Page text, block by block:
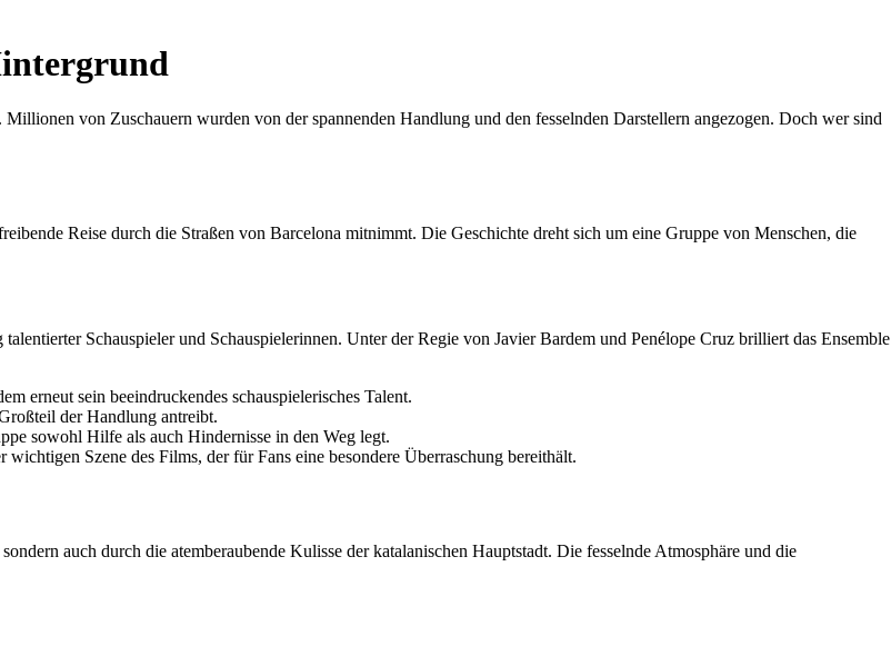
von Zuschauern wurden von der spannenden Handlung und den fesselnden Darstellern angezogen. Doch wer sind
Reise durch die Straßen von Barcelona mitnimmt. Die Geschichte dreht sich um eine Gruppe von Menschen, die
Schauspieler und Schauspielerinnen. Unter der Regie von Javier Bardem und Penélope Cruz brilliert das Ensemble
erneut sein beeindruckendes schauspielerisches Talent.
der Handlung antreibt.
sowohl Hilfe als auch Hindernisse in den Weg legt.
Szene des Films, der für Fans eine besondere Überraschung bereithält.
auch durch die atemberaubende Kulisse der katalanischen Hauptstadt. Die fesselnde Atmosphäre und die